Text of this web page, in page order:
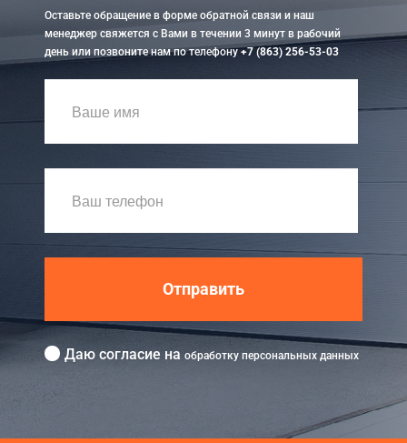
Оставьте обращение в форме обратной связи и наш
менеджер свяжется с Вами в течении 3 минут в рабочий
день или позвоните нам по телефону+7 (863) 256-53-03
Отправить
Даю согласие на обработку персональных данных